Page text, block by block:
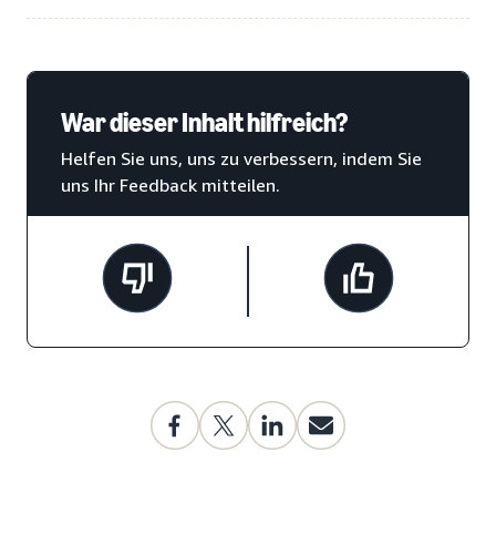
War dieser Inhalt hilfreich?
Helfen Sie uns, uns zu verbessern, indem Sie
uns Ihr Feedback mitteilen.